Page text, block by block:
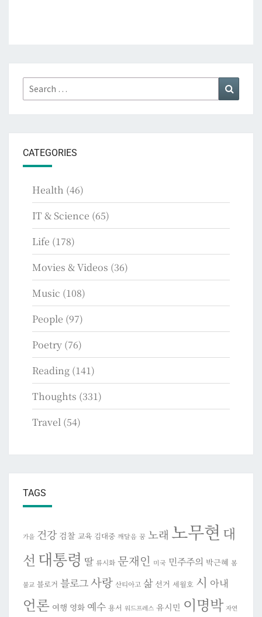
Search
for:
CATEGORIES
Health (46)
IT & Science (65)
Life (178)
Movies & Videos (36)
Music (108)
People (97)
Poetry (76)
Reading (141)
Thoughts (331)
Travel (54)
TAGS
가을 건강 검찰 교육 김대중 깨달음 꿈 노래 노무현 대
선 대통령 딸 류시화 문재인 미국 민주주의 박근혜 봄
불교 블로거 블로그사랑 산티아고 삶 선거 세월호 시 아내
언론 여행 영화 예수 용서 워드프레스 유시민 이명박 자연